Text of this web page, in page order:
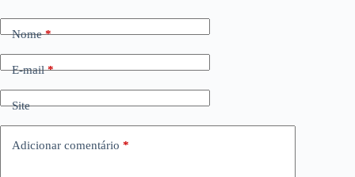
Nome*
E-mail*
Site
Adicionar comentário *